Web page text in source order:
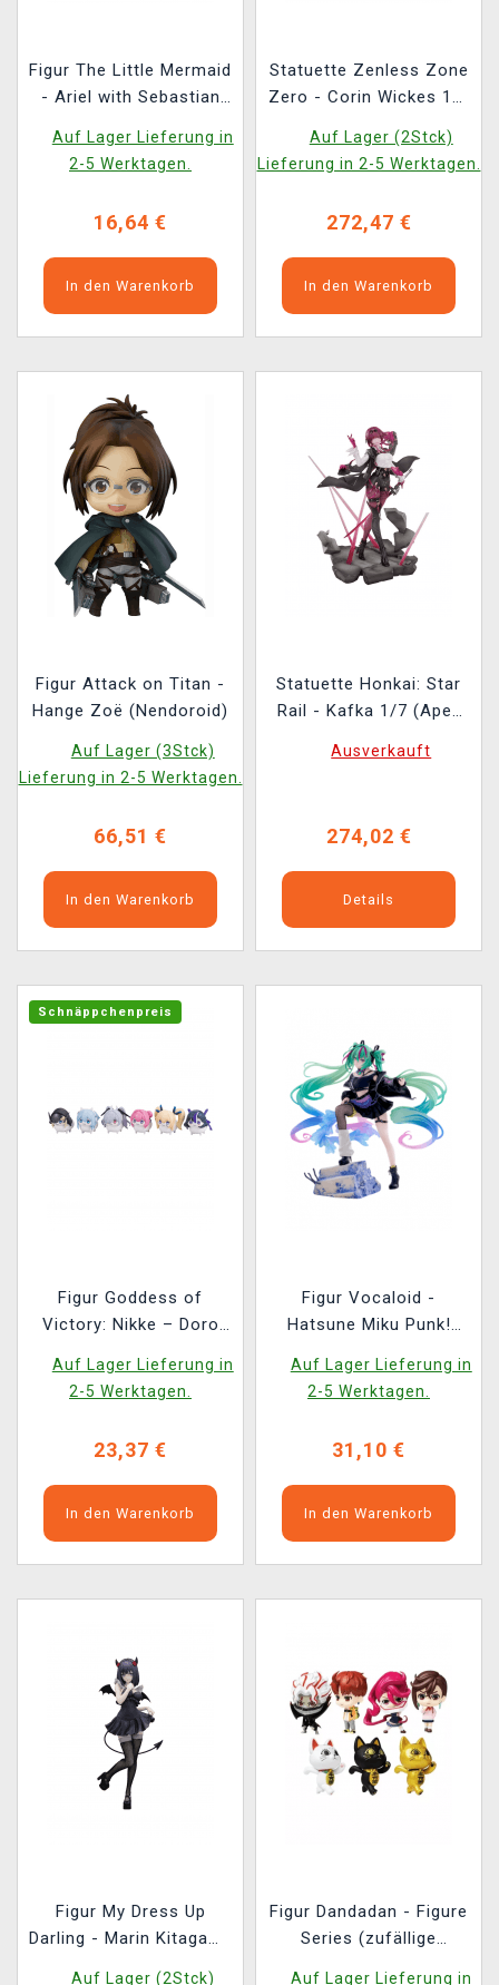
Figur The Little Mermaid
- Ariel with Sebastian
1755)
Auf Lager Lieferung in
2-5 Werktagen.
16,64 €
In den Warenkorb
Statuette Zenless Zone
Zero - Corin Wickes 1/7
Auf Lager (2Stck)
Lieferung in 2-5 Werktagen.
272,47 €
In den Warenkorb
Figur Attack on Titan -
Hange Zoë (Nendoroid)
Auf Lager (3Stck)
Lieferung in 2-5 Werktagen.
66,51 €
In den Warenkorb
Statuette Honkai: Star
Rail - Kafka 1/7 (Apex
Ausverkauft
274,02 €
Details
Schnäppchenpreis
Figur Goddess of
Victory: Nikke – Doro
Auswahl)
Auf Lager Lieferung in
2-5 Werktagen.
23,37 €
In den Warenkorb
Figur Vocaloid -
Hatsune Miku Punk!
Auf Lager Lieferung in
2-5 Werktagen.
31,10 €
In den Warenkorb
Figur My Dress Up
Darling - Marin Kitagawa
Auf Lager (2Stck)
Figur Dandadan - Figure
Series (zufällige
Auf Lager Lieferung in